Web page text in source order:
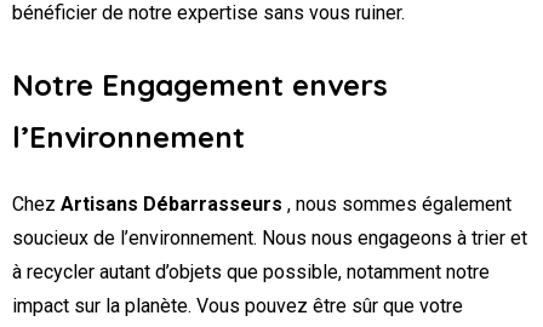
bénéficier de notre expertise sans vous ruiner.
Notre Engagement envers
l’Environnement
Chez Artisans Débarrasseurs , nous sommes également
soucieux de l’environnement. Nous nous engageons à trier et
à recycler autant d’objets que possible, notamment notre
impact sur la planète. Vous pouvez être sûr que votre